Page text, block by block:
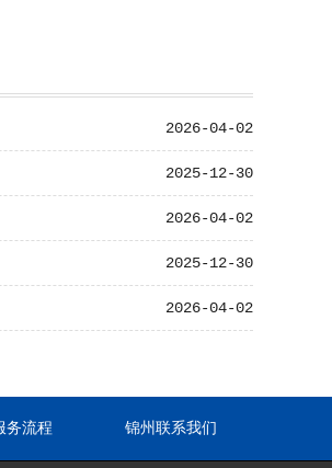
2026-04-02
2025-12-30
2026-04-02
2025-12-30
2026-04-02
务流程 锦州联系我们